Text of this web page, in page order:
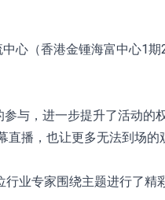
心（香港金锺海富中心1
与，进一步提升了活动的
播，也让更多无法到场的
业专家围绕主题进行了精